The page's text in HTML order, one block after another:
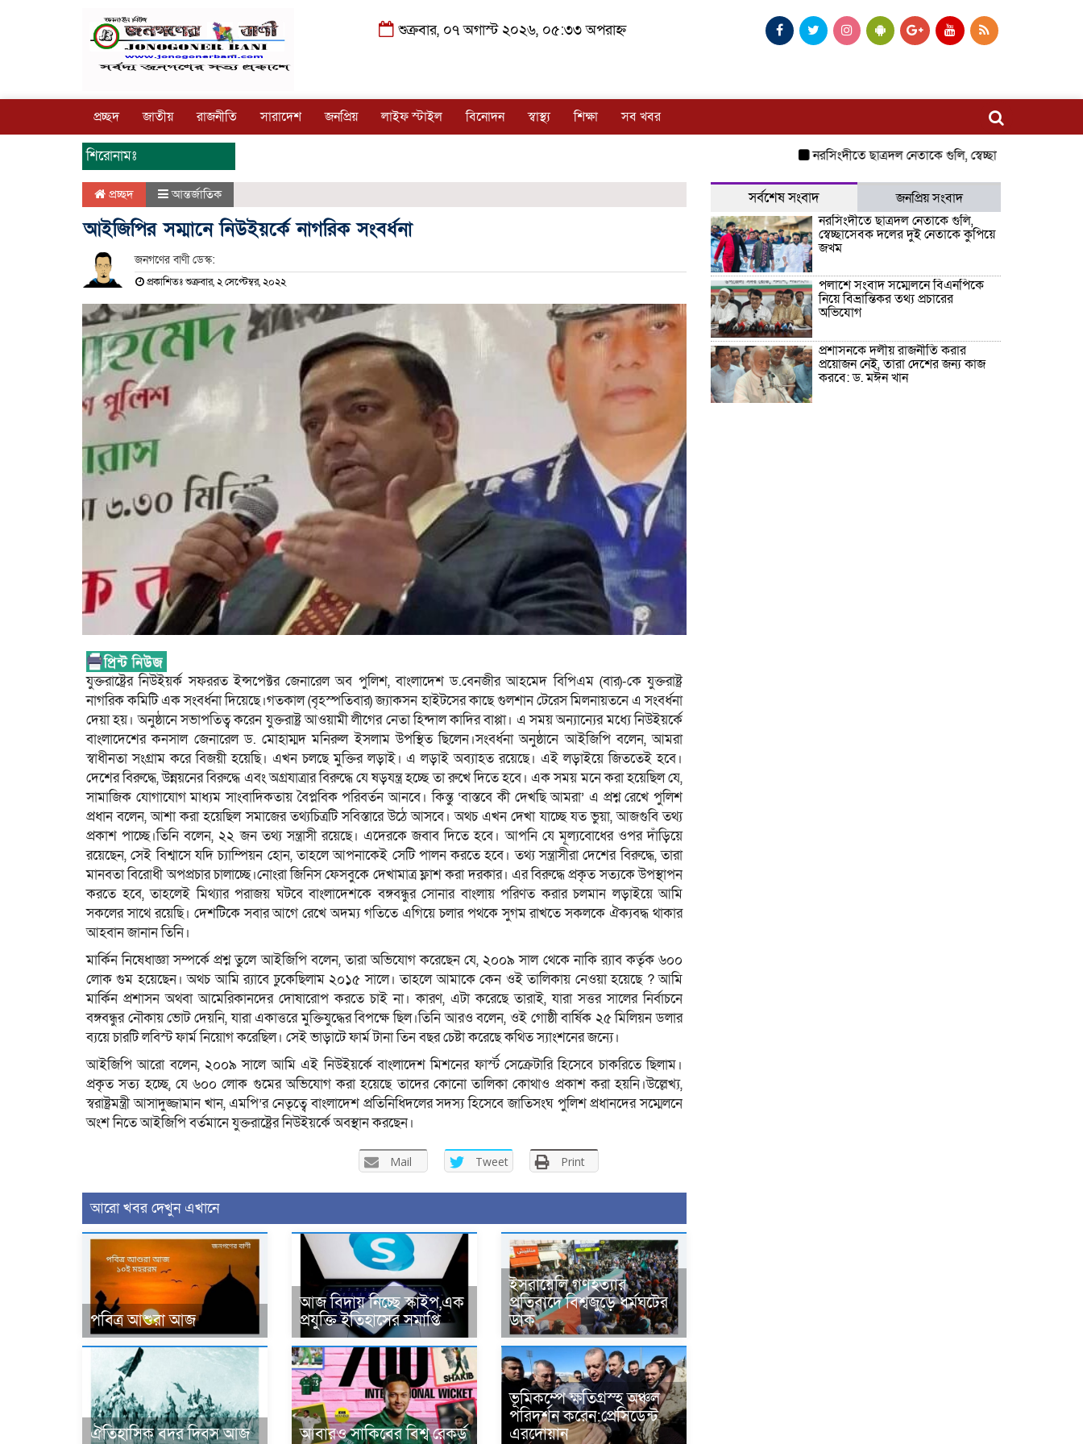
শুক্রবার, ০৭ অগাস্ট ২০২৬, ০৫:৩৩ অপরাহ্ন
প্রচ্ছদ জাতীয় রাজনীতি সারাদেশ জনপ্রিয় লাইফ স্টাইল বিনোদন স্বাস্থ্য শিক্ষা সব খবর
শিরোনামঃ নরসিংদীতে ছাত্রদল নেতাকে গুলি, স্বেচ্ছাসেবক দলের দুই
প্রচ্ছদ আন্তর্জাতিক
আইজিপির সম্মানে নিউইয়র্কে নাগরিক সংবর্ধনা
জনগণের বাণী ডেস্ক:
প্রকাশিতঃ শুক্রবার, ২ সেপ্টেম্বর, ২০২২
যুক্তরাষ্ট্রের নিউইয়র্ক সফররত ইন্সপেক্টর জেনারেল অব পুলিশ, বাংলাদেশ ড.বেনজীর আহমেদ বিপিএম (বার)-কে যুক্তরাষ্ট্র
নাগরিক কমিটি এক সংবর্ধনা দিয়েছে।গতকাল (বৃহস্পতিবার) জ্যাকসন হাইটসের কাছে গুলশান টেরেস মিলনায়তনে এ সংবর্ধনা
দেয়া হয়। অনুষ্ঠানে সভাপতিত্ব করেন যুক্তরাষ্ট্র আওয়ামী লীগের নেতা হিন্দাল কাদির বাপ্পা। এ সময় অন্যান্যের মধ্যে নিউইয়র্কে
বাংলাদেশের কনসাল জেনারেল ড. মোহাম্মদ মনিরুল ইসলাম উপস্থিত ছিলেন।সংবর্ধনা অনুষ্ঠানে আইজিপি বলেন, আমরা
স্বাধীনতা সংগ্রাম করে বিজয়ী হয়েছি। এখন চলছে মুক্তির লড়াই। এ লড়াই অব্যাহত রয়েছে। এই লড়াইয়ে জিততেই হবে।
দেশের বিরুদ্ধে, উন্নয়নের বিরুদ্ধে এবং অগ্রযাত্রার বিরুদ্ধে যে ষড়যন্ত্র হচ্ছে তা রুখে দিতে হবে। এক সময় মনে করা হয়েছিল যে,
সামাজিক যোগাযোগ মাধ্যম সাংবাদিকতায় বৈপ্লবিক পরিবর্তন আনবে। কিন্তু ‘বাস্তবে কী দেখছি আমরা’ এ প্রশ্ন রেখে পুলিশ
প্রধান বলেন, আশা করা হয়েছিল সমাজের তথ্যচিত্রটি সবিস্তারে উঠে আসবে। অথচ এখন দেখা যাচ্ছে যত ভুয়া, আজগুবি তথ্য
প্রকাশ পাচ্ছে।তিনি বলেন, ২২ জন তথ্য সন্ত্রাসী রয়েছে। এদেরকে জবাব দিতে হবে। আপনি যে মূল্যবোধের ওপর দাঁড়িয়ে
রয়েছেন, সেই বিশ্বাসে যদি চ্যাম্পিয়ন হোন, তাহলে আপনাকেই সেটি পালন করতে হবে। তথ্য সন্ত্রাসীরা দেশের বিরুদ্ধে, তারা
মানবতা বিরোধী অপপ্রচার চালাচ্ছে।নোংরা জিনিস ফেসবুকে দেখামাত্র ফ্লাশ করা দরকার। এর বিরুদ্ধে প্রকৃত সত্যকে উপস্থাপন
করতে হবে, তাহলেই মিথ্যার পরাজয় ঘটবে বাংলাদেশকে বঙ্গবন্ধুর সোনার বাংলায় পরিণত করার চলমান লড়াইয়ে আমি
সকলের সাথে রয়েছি। দেশটিকে সবার আগে রেখে অদম্য গতিতে এগিয়ে চলার পথকে সুগম রাখতে সকলকে ঐক্যবদ্ধ থাকার
আহবান জানান তিনি।
মার্কিন নিষেধাজ্ঞা সম্পর্কে প্রশ্ন তুলে আইজিপি বলেন, তারা অভিযোগ করেছেন যে, ২০০৯ সাল থেকে নাকি র‌্যাব কর্তৃক ৬০০
লোক গুম হয়েছেন। অথচ আমি র‌্যাবে ঢুকেছিলাম ২০১৫ সালে। তাহলে আমাকে কেন ওই তালিকায় নেওয়া হয়েছে ? আমি
মার্কিন প্রশাসন অথবা আমেরিকানদের দোষারোপ করতে চাই না। কারণ, এটা করেছে তারাই, যারা সত্তর সালের নির্বাচনে
বঙ্গবন্ধুর নৌকায় ভোট দেয়নি, যারা একাত্তরে মুক্তিযুদ্ধের বিপক্ষে ছিল।তিনি আরও বলেন, ওই গোষ্ঠী বার্ষিক ২৫ মিলিয়ন ডলার
ব্যয়ে চারটি লবিস্ট ফার্ম নিয়োগ করেছিল। সেই ভাড়াটে ফার্ম টানা তিন বছর চেষ্টা করেছে কথিত স্যাংশনের জন্যে।
আইজিপি আরো বলেন, ২০০৯ সালে আমি এই নিউইয়র্কে বাংলাদেশ মিশনের ফার্স্ট সেক্রেটারি হিসেবে চাকরিতে ছিলাম।
প্রকৃত সত্য হচ্ছে, যে ৬০০ লোক গুমের অভিযোগ করা হয়েছে তাদের কোনো তালিকা কোথাও প্রকাশ করা হয়নি।উল্লেখ্য,
স্বরাষ্ট্রমন্ত্রী আসাদুজ্জামান খান, এমপি’র নেতৃত্বে বাংলাদেশ প্রতিনিধিদলের সদস্য হিসেবে জাতিসংঘ পুলিশ প্রধানদের সম্মেলনে
অংশ নিতে আইজিপি বর্তমানে যুক্তরাষ্ট্রের নিউইয়র্কে অবস্থান করছেন।
Mail Tweet Print
আরো খবর দেখুন এখানে
পবিত্র আশুরা আজ
আজ বিদায় নিচ্ছে স্কাইপ,এক
প্রযুক্তি ইতিহাসের সমাপ্তি
ইসরায়েলি গণহত্যার
প্রতিবাদে বিশ্বজুড়ে ধর্মঘটের
ডাক
ঐতিহাসিক বদর দিবস আজ আবারও সাকিবের বিশ্ব রেকর্ড
ভূমিকম্পে ক্ষতিগ্রস্হ অঞ্চল
পরিদর্শন করেন:প্রেসিডেন্ট
এরদোয়ান
সর্বশেষ সংবাদ
জনপ্রিয় সংবাদ
নরসিংদীতে ছাত্রদল নেতাকে গুলি,
স্বেচ্ছাসেবক দলের দুই নেতাকে কুপিয়ে
জখম
পলাশে সংবাদ সম্মেলনে বিএনপিকে
নিয়ে বিভ্রান্তিকর তথ্য প্রচারের
অভিযোগ
প্রশাসনকে দলীয় রাজনীতি করার
প্রয়োজন নেই, তারা দেশের জন্য কাজ
করবে: ড. মঈন খান